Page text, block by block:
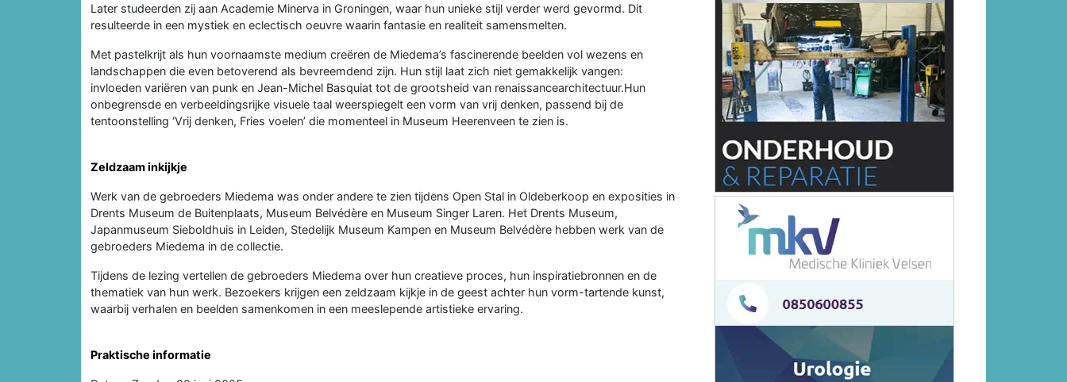
Later studeerden zij aan Academie Minerva in Groningen, waar hun unieke stijl verder werd gevormd. Dit
resulteerde in een mystiek en eclectisch oeuvre waarin fantasie en realiteit samensmelten.
Met pastelkrijt als hun voornaamste medium creëren de Miedema’s fascinerende beelden vol wezens en
landschappen die even betoverend als bevreemdend zijn. Hun stijl laat zich niet gemakkelijk vangen:
invloeden variëren van punk en Jean-Michel Basquiat tot de grootsheid van renaissancearchitectuur.Hun
onbegrensde en verbeeldingsrijke visuele taal weerspiegelt een vorm van vrij denken, passend bij de
tentoonstelling ‘Vrij denken, Fries voelen’ die momenteel in Museum Heerenveen te zien is.
Zeldzaam inkijkje
Werk van de gebroeders Miedema was onder andere te zien tijdens Open Stal in Oldeberkoop en exposities in
Drents Museum de Buitenplaats, Museum Belvédère en Museum Singer Laren. Het Drents Museum,
Japanmuseum Sieboldhuis in Leiden, Stedelijk Museum Kampen en Museum Belvédère hebben werk van de
gebroeders Miedema in de collectie.
Tijdens de lezing vertellen de gebroeders Miedema over hun creatieve proces, hun inspiratiebronnen en de
thematiek van hun werk. Bezoekers krijgen een zeldzaam kijkje in de geest achter hun vorm-tartende kunst,
waarbij verhalen en beelden samenkomen in een meeslepende artistieke ervaring.
Praktische informatie